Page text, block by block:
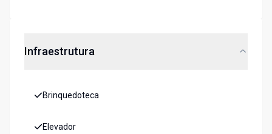
Infraestrutura
Brinquedoteca
Elevador